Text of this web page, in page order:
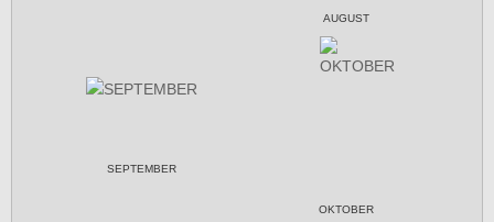
AUGUST
SEPTEMBER
OKTOBER